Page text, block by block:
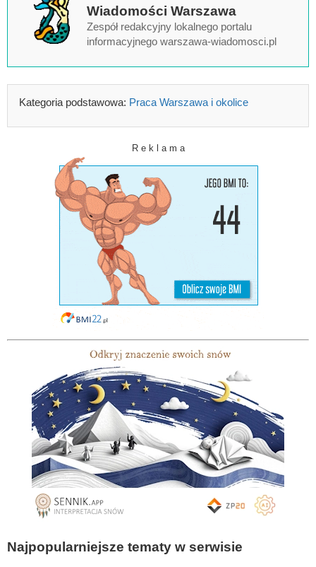
Wiadomości Warszawa
Zespół redakcyjny lokalnego portalu
informacyjnego warszawa-wiadomosci.pl
Kategoria podstawowa: Praca Warszawa i okolice
R e k l a m a
Najpopularniejsze tematy w serwisie